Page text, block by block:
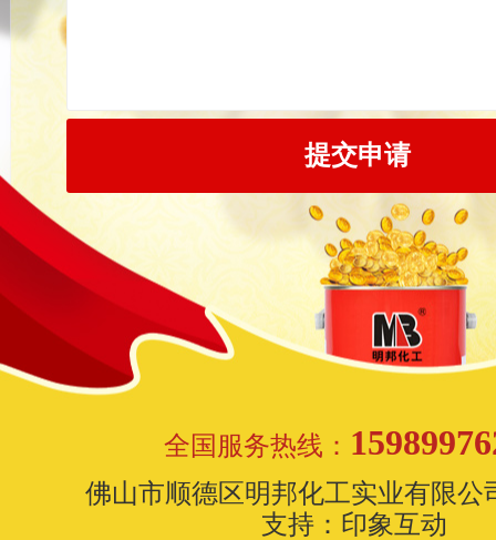
全国服务热线：
佛山市顺德区明邦化工实业有限公
支持： 印象互动